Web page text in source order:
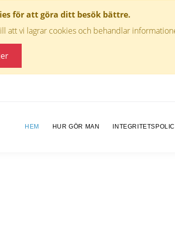
för att göra ditt besök bättre.
att vi lagrar cookies och behandlar
HEM HUR GÖR MAN